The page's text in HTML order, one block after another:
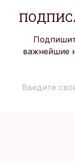
важнейшие